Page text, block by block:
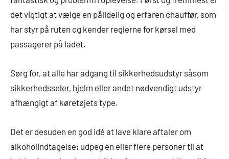
det vigtigt at vælge en pålidelig og erfaren chauffør, som
har styr på ruten og kender reglerne for kørsel med
passagerer på ladet.
Sørg for, at alle har adgang til sikkerhedsudstyr såsom
sikkerhedsseler, hjelm eller andet nødvendigt udstyr
afhængigt af køretøjets type.
Det er desuden en god idé at lave klare aftaler om
alkoholindtagelse; udpeg en eller flere personer til at